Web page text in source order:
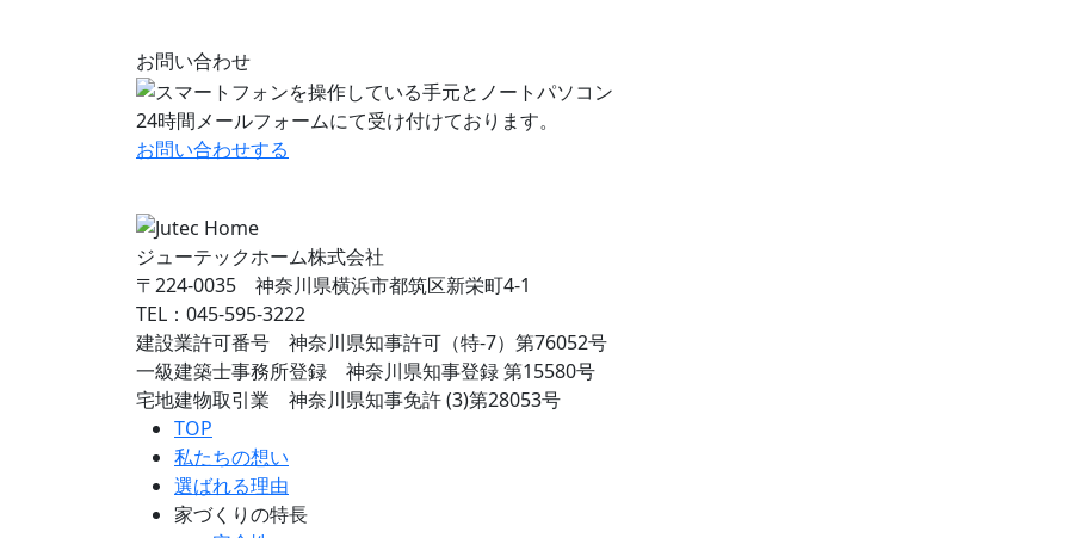
お問い合わせ
24時間メールフォームにて受け付けております。
お問い合わせする
ジューテックホーム株式会社
〒224-0035 神奈川県横浜市都筑区新栄町4-1
TEL：045-595-3222
建設業許可番号 神奈川県知事許可（特-7）第76052号
一級建築士事務所登録 神奈川県知事登録 第15580号
宅地建物取引業 神奈川県知事免許 (3)第28053号
TOP
私たちの想い
選ばれる理由
家づくりの特長